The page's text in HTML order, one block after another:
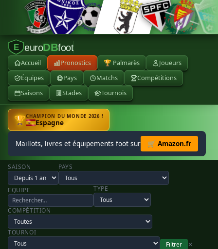
E euroDBfoot
Accueil Pronostics 🏆 Palmarès
Joueurs
Équipes
Pays Matchs
Compétitions
Saisons
Stades Tournois
🏆CHAMPION DU MONDE 2026 !
Espagne
Maillots, livres et équipements foot sur 🛒 Amazon.fr
SAISON PAYS
EQUIPE TYPE
COMPÉTITION
TOURNOI
Filtrer
✕